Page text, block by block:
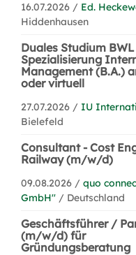
16.07.2026 / Ed.
Hiddenhausen
Duales Studium
Spezialisierung
Management (B.A.)
oder virtuell
27.07.2026 / IU
Bielefeld
Consultant - Cost
Railway (m/w/d)
09.08.2026 / quo
GmbH'' / Deutschland
Geschäftsführer /
(m/w/d) für
Gründungsberatung